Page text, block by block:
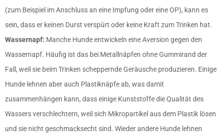
(zum Beispiel im Anschluss an eine Impfung oder eine OP), kann es
sein, dass er keinen Durst verspürt oder keine Kraft zum Trinken hat.
Wassernapf: Manche Hunde entwickeln eine Aversion gegen den
Wassernapf. Häufig ist das bei Metallnäpfen ohne Gummirand der
Fall, weil sie beim Trinken scheppernde Geräusche produzieren. Einige
Hunde lehnen aber auch Plastiknäpfe ab, was damit
zusammenhängen kann, dass einige Kunststoffe die Qualität des
Wassers verschlechtern, weil sich Mikropartikel aus dem Plastik lösen
und sie nicht geschmacksecht sind. Wieder andere Hunde lehnen